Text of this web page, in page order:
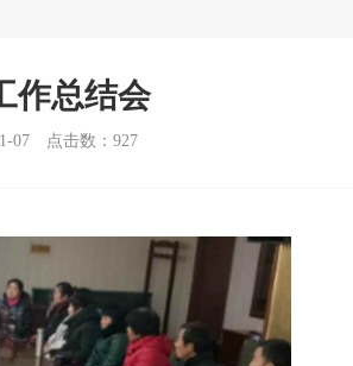
作总结会
07 点击数： 927